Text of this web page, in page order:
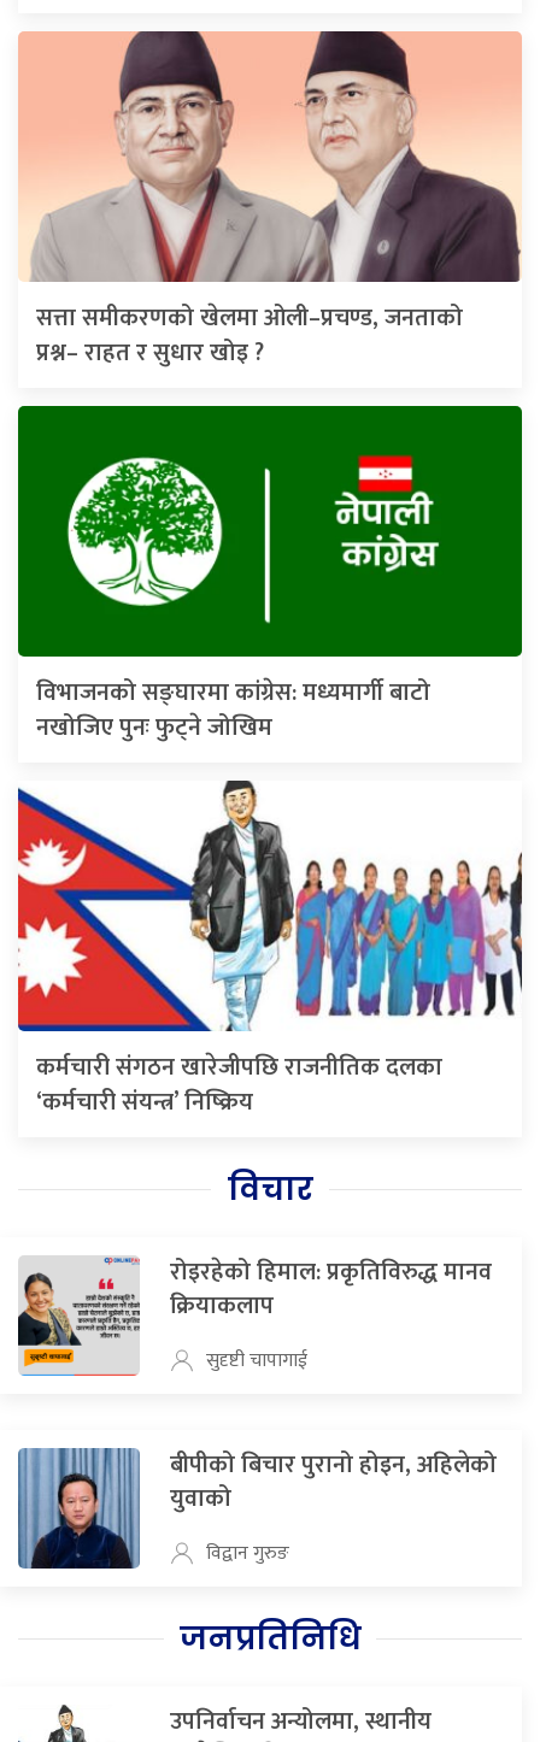
सत्ता समीकरणको खेलमा ओली–प्रचण्ड, जनताको
प्रश्न– राहत र सुधार खोइ ?
विभाजनको सङ्घारमा कांग्रेस: मध्यमार्गी बाटो
नखोजिए पुनः फुट्ने जोखिम
कर्मचारी संगठन खारेजीपछि राजनीतिक दलका
‘कर्मचारी संयन्त्र’ निष्क्रिय
विचार
रोइरहेको हिमाल: प्रकृतिविरुद्ध मानव
क्रियाकलाप
सुदृष्टी चापागाई
बीपीको बिचार पुरानो होइन, अहिलेको
युवाको
विद्वान गुरुङ
जनप्रतिनिधि
उपनिर्वाचन अन्योलमा, स्थानीय